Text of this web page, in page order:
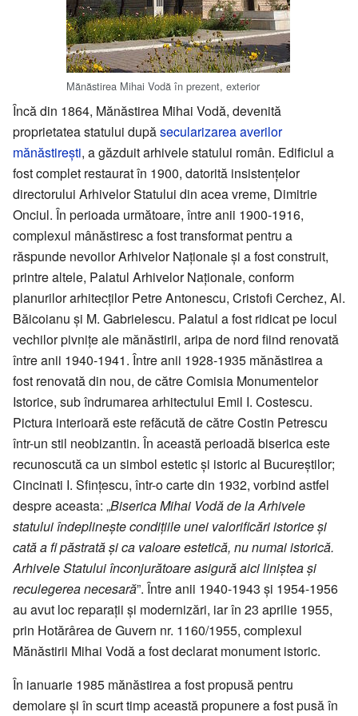
Mănăstirea Mihai Vodă în prezent, exterior
Încă din 1864, Mănăstirea Mihai Vodă, devenită
proprietatea statului dupăsecularizarea averilor
mănăstirești, a găzduit arhivele statului român. Edificiul a
fost complet restaurat în 1900, datorită insistențelor
directorului Arhivelor Statului din acea vreme, Dimitrie
Onciul. În perioada următoare, între anii 1900-1916,
complexul mânăstiresc a fost transformat pentru a
răspunde nevoilor Arhivelor Naționale și a fost construit,
printre altele, Palatul Arhivelor Naționale, conform
planurilor arhitecților Petre Antonescu, Cristofi Cerchez, Al.
Băicoianu și M. Gabrielescu. Palatul a fost ridicat pe locul
vechilor pivnițe ale mănăstirii, aripa de nord fiind renovată
între anii 1940-1941. Între anii 1928-1935 mănăstirea a
fost renovată din nou, de către Comisia Monumentelor
Istorice, sub îndrumarea arhitectului Emil I. Costescu.
Pictura interioară este refăcută de către Costin Petrescu
într-un stil neobizantin. În această perioadă biserica este
recunoscută ca un simbol estetic și istoric al Bucureștilor;
Cincinati I. Sfințescu, într-o carte din 1932, vorbind astfel
despre aceasta: „Biserica Mihai Vodă de la Arhivele
statului îndeplinește condițiile unei valorificări istorice și
cată a fi păstrată și ca valoare estetică, nu numai istorică.
Arhivele Statului înconjurătoare asigură aici liniștea și
reculegerea necesară”. Între anii 1940-1943 și 1954-1956
au avut loc reparații și modernizări, iar în 23 aprilie 1955,
prin Hotărârea de Guvern nr. 1160/1955, complexul
Mănăstirii Mihai Vodă a fost declarat monument istoric.
În ianuarie 1985 mănăstirea a fost propusă pentru
demolare și în scurt timp această propunere a fost pusă în